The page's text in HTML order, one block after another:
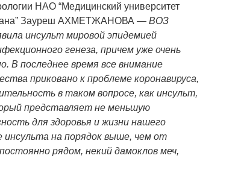
НАО “Медицинский университет
Зауреш АХМЕТЖАНОВА —ВОЗ
инсульт мировой эпидемией
генеза, причем уже очень
В последнее время все внимание
приковано к проблеме коронавируса,
в таком вопросе, как инсульт,
представляет не меньшую
для здоровья и жизни нашего
инсульта на порядок выше, чем от
рядом, некий дамоклов меч,